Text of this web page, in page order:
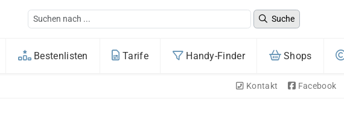
Suche
Bestenlisten Tarife Handy-Finder Shops
Kontakt Facebook